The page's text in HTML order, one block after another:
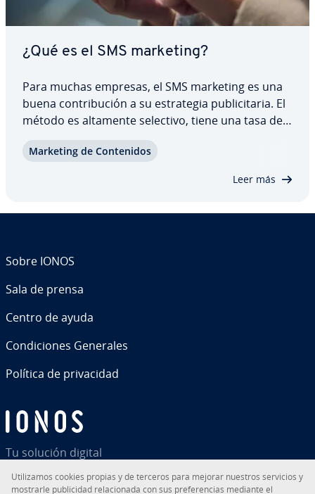
¿Qué es el SMS marketing?
Para muchas empresas, el SMS marketing es una
buena co­n­tri­bu­ción a su es­tra­te­gia pu­bli­ci­ta­ria. El
método es altamente selectivo, tiene una tasa de
maneras. Descubre todo lo que hay que saber
Marketing de Co­n­te­ni­dos
Leer más
Tu solución digital
Sobre IONOS
Sala de prensa
Centro de ayuda
Co­n­di­cio­nes Generales
Política de pri­va­ci­dad
Uti­li­za­mos cookies propias y de terceros para mejorar nuestros servicios y
mostrarle pu­bli­ci­dad re­la­cio­na­da con sus pre­fe­re­n­cias mediante el